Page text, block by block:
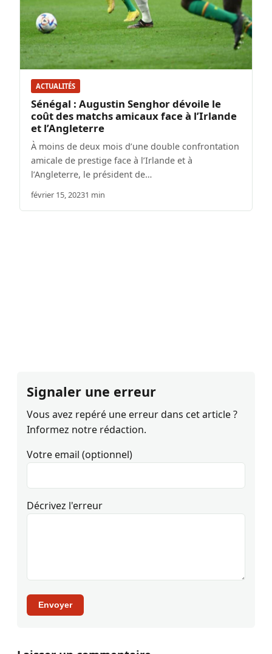
ACTUALITÉS
Sénégal : Augustin Senghor dévoile le
coût des matchs amicaux face à l’Irlande
et l’Angleterre
À moins de deux mois d’une double confrontation
amicale de prestige face à l’Irlande et à
l’Angleterre, le président de…
février 15, 20231 min
Signaler une erreur
Vous avez repéré une erreur dans cet article ?
Informez notre rédaction.
Votre email (optionnel)
Décrivez l'erreur
Envoyer